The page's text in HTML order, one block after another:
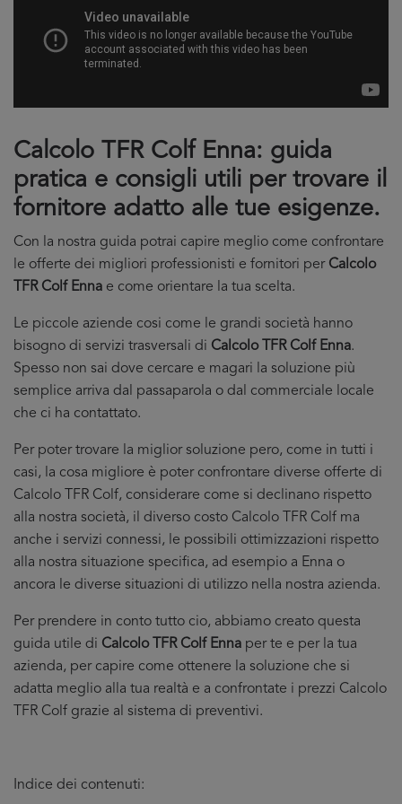
Calcolo TFR Colf Enna: guida
pratica e consigli utili per trovare il
fornitore adatto alle tue esigenze.
Con la nostra guida potrai capire meglio come confrontare
le offerte dei migliori professionisti e fornitori per Calcolo
TFR Colf Enna e come orientare la tua scelta.
Le piccole aziende cosi come le grandi società hanno
bisogno di servizi trasversali di Calcolo TFR Colf Enna.
Spesso non sai dove cercare e magari la soluzione più
semplice arriva dal passaparola o dal commerciale locale
che ci ha contattato.
Per poter trovare la miglior soluzione pero, come in tutti i
casi, la cosa migliore è poter confrontare diverse offerte di
Calcolo TFR Colf, considerare come si declinano rispetto
alla nostra società, il diverso costo Calcolo TFR Colf ma
anche i servizi connessi, le possibili ottimizzazioni rispetto
alla nostra situazione specifica, ad esempio a Enna o
ancora le diverse situazioni di utilizzo nella nostra azienda.
Per prendere in conto tutto cio, abbiamo creato questa
guida utile di Calcolo TFR Colf Enna per te e per la tua
azienda, per capire come ottenere la soluzione che si
adatta meglio alla tua realtà e a confrontate i prezzi Calcolo
TFR Colf grazie al sistema di preventivi.
Indice dei contenuti: